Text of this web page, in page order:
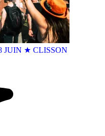
JUIN ★ CLISSON